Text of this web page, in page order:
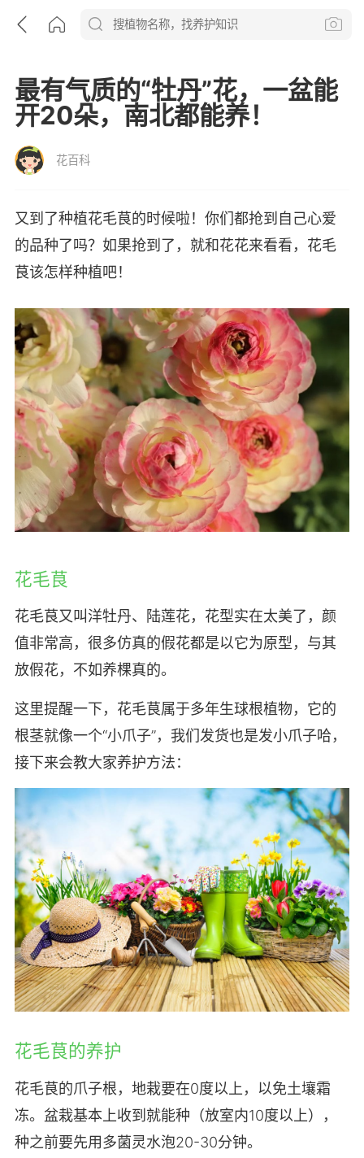
最有气质的“牡丹”花，一盆能
开20朵，南北都能养！
花百科
又到了种植花毛茛的时候啦！你们都抢到自己心爱
的品种了吗？如果抢到了，就和花花来看看，花毛
茛该怎样种植吧！
花毛茛
花毛茛又叫洋牡丹、陆莲花，花型实在太美了，颜
值非常高，很多仿真的假花都是以它为原型，与其
放假花，不如养棵真的。
这里提醒一下，花毛茛属于多年生球根植物，它的
根茎就像一个“小爪子”，我们发货也是发小爪子哈，
接下来会教大家养护方法：
花毛茛的养护
花毛茛的爪子根，地栽要在0度以上，以免土壤霜
冻。盆栽基本上收到就能种（放室内10度以上），
种之前要先用多菌灵水泡20-30分钟。